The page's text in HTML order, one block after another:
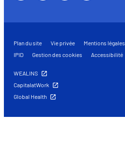
Plan du site Vie privée Mentions légales
IPID
Gestion des cookies Accessibilité
WEALINS
CapitalatWork
Global Health